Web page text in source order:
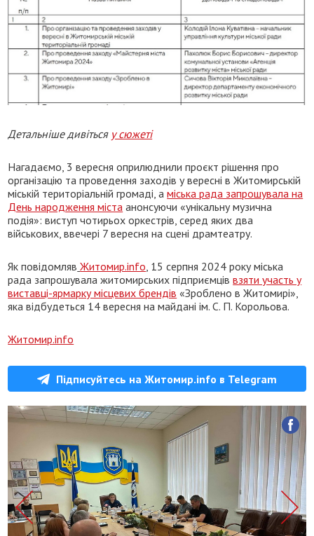
Детальніше дивіться у сюжеті
Нагадаємо, 3 вересня оприлюднили проєкт рішення про
організацію та проведення заходів у вересні в Житомирській
міській територіальній громаді, аміська рада запрошувала на
День народження міста анонсуючи «унікальну музична
подія»: виступ чотирьох оркестрів, серед яких два
військових, ввечері 7 вересня на сцені драмтеатру.
Як повідомляв Житомир.info, 15 серпня 2024 року міська
рада запрошувала житомирських підприємціввзяти участь у
виставці-ярмарку місцевих брендів «Зроблено в Житомирі»,
яка відбудеться 14 вересня на майдані ім. С. П. Корольова.
Житомир.info
Підписуйтесь на Житомир.info в Telegram